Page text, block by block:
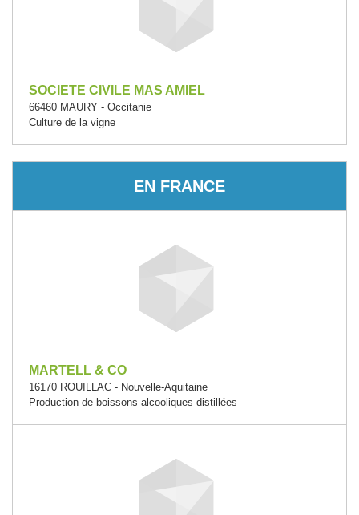
SOCIETE CIVILE MAS AMIEL
66460 MAURY - Occitanie
Culture de la vigne
EN FRANCE
MARTELL & CO
16170 ROUILLAC - Nouvelle-Aquitaine
Production de boissons alcooliques distillées